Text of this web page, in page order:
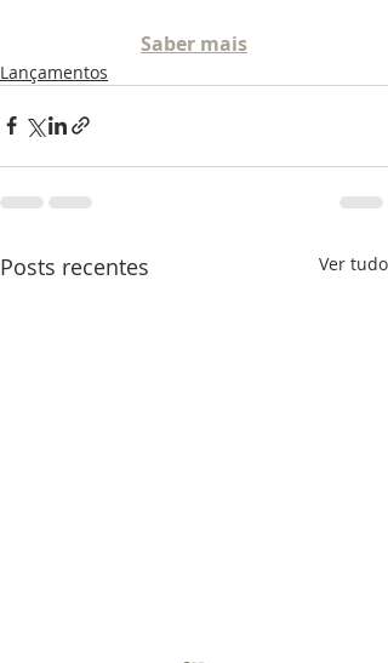
Saber mais
Lançamentos
Posts recentes Ver tudo